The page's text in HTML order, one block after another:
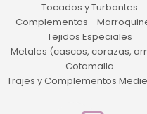
Tocados y Turbantes
Complementos -
Tejidos Especiales
Metales (cascos, corazas,
Cotamalla
Trajes y Complementos